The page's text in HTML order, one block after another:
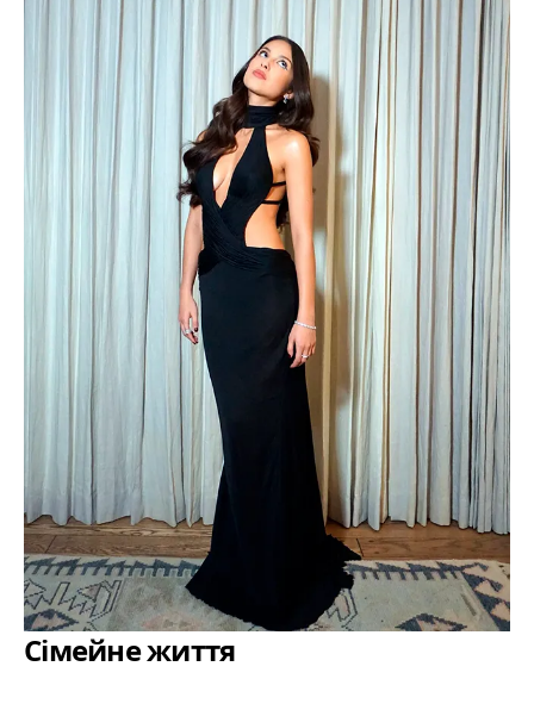
Сімейне життя